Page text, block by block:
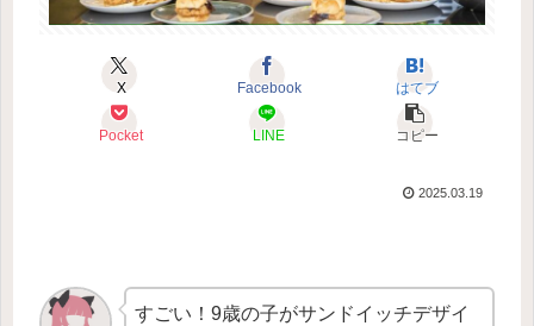
X Facebook はてブ
Pocket LINE コピー
2025.03.19
すごい！9歳の子がサンドイッチデザイ